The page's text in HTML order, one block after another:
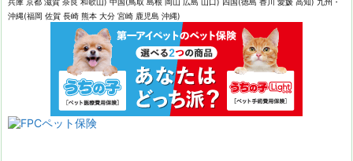
沖縄(福岡 佐賀 長崎 熊本 大分 宮崎 鹿児島 沖縄)